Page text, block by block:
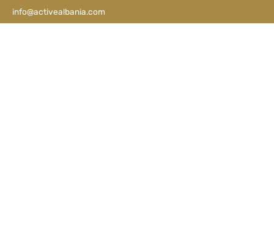
info@activealbania.com